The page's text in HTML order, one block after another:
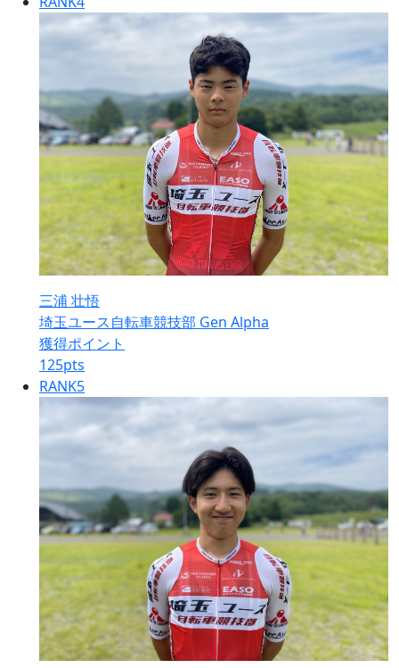
三浦 壮悟
埼玉ユース自転車競技部 Gen Alpha
獲得ポイント
125pts
RANK5